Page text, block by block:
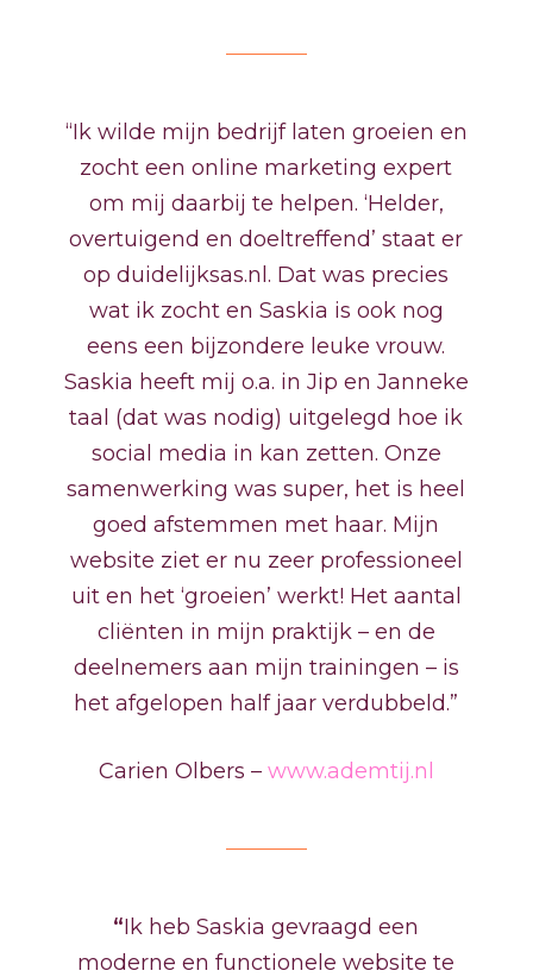
“Ik wilde mijn bedrijf laten groeien en
zocht een online marketing expert
om mij daarbij te helpen. ‘Helder,
overtuigend en doeltreffend’ staat er
op duidelijksas.nl. Dat was precies
wat ik zocht en Saskia is ook nog
eens een bijzondere leuke vrouw.
Saskia heeft mij o.a. in Jip en Janneke
taal (dat was nodig) uitgelegd hoe ik
social media in kan zetten. Onze
samenwerking was super, het is heel
goed afstemmen met haar. Mijn
website ziet er nu zeer professioneel
uit en het ‘groeien’ werkt! Het aantal
cliënten in mijn praktijk – en de
deelnemers aan mijn trainingen – is
het afgelopen half jaar verdubbeld.”
Carien Olbers – www.ademtij.nl
“Ik heb Saskia gevraagd een
moderne en functionele website te